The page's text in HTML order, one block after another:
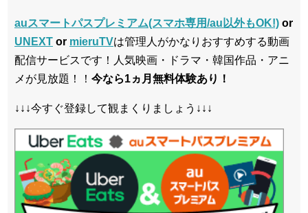
auスマートパスプレミアム(スマホ専用/au以外もOK!) or
UNEXT or mieruTVは管理人がかなりおすすめする動画
配信サービスです！人気映画・ドラマ・韓国作品・アニ
メが見放題！！ 今なら1ヵ月無料体験あり！
↓↓↓今すぐ登録して観まくりましょう↓↓↓